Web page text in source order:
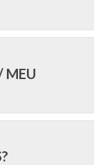
MEU